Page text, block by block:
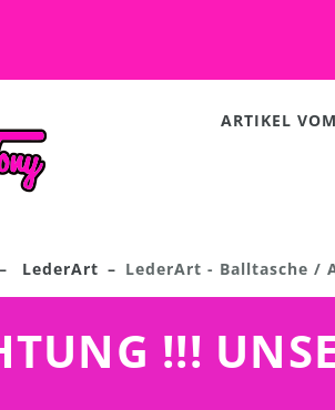
ARTIKEL
LederArt LederArt - Balltasche /
!!!